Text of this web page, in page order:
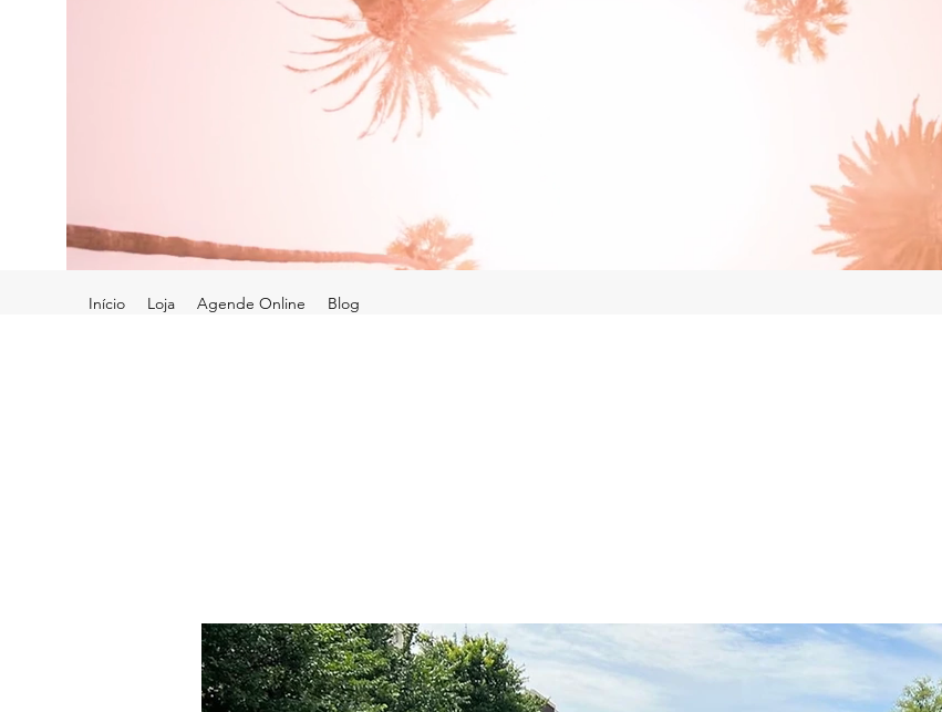
Início Loja Agende Online Blog